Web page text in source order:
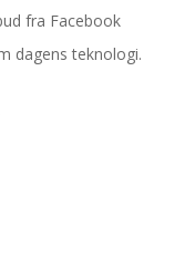
fra Facebook
dagens teknologi.